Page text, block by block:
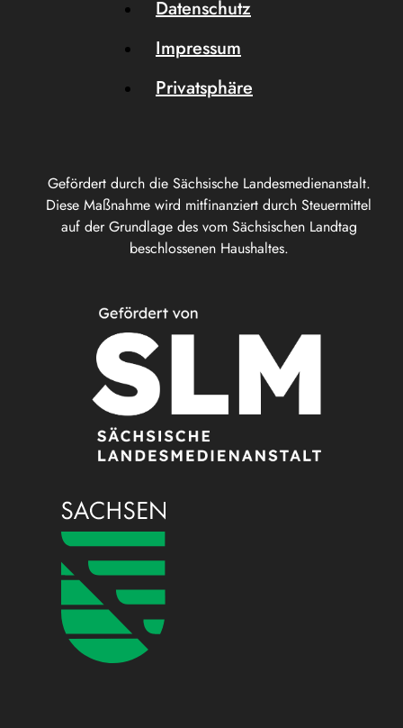
Gefördert durch die Sächsische Landesmedienanstalt.
Diese Maßnahme wird mitfinanziert durch Steuermittel
auf der Grundlage des vom Sächsischen Landtag
beschlossenen Haushaltes.
Datenschutz
Impressum
Privatsphäre